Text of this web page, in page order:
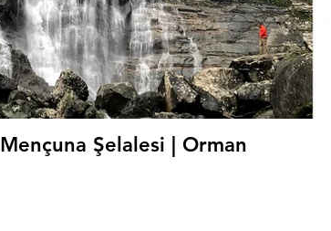
Mençuna Şelalesi | Orman